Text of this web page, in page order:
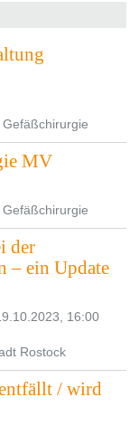
MV
der
– ein Update
16:00
Rostock
/ wird